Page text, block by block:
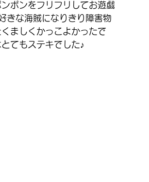
ポンをフリフリしてお遊戯
きな海賊になりきり障害物
ましくかっこよかったで
てもステキでした♪